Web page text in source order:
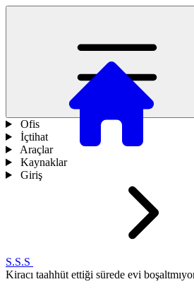
Ofis
İçtihat
Araçlar
Kaynaklar
Giriş
S.S.S
Kiracı taahhüt ettiği sürede evi